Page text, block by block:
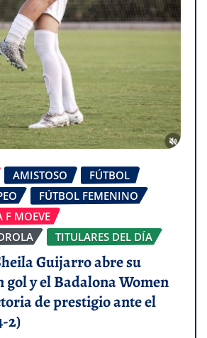
AMISTOSO
FÚTBOL
FÚTBOL FEMENINO
F MOEVE
TITULARES DEL DÍA
Guijarro abre su
gol y el Badalona Women
de prestigio ante el
2)